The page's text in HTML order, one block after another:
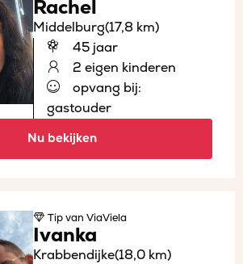
Rachel
Middelburg(17,8 km)
45 jaar
2 eigen kinderen
opvang bij:
gastouder
Nu bekijken
Tipvan ViaViela
Ivanka
Krabbendijke(18,0 km)